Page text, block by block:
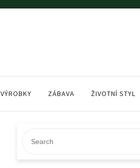
VÝROBKY ZÁBAVA ŽIVOTNÍ STYL